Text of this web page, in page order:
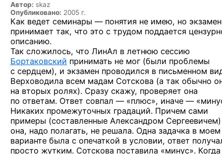
Автор: skaz
Опубликовано: 2005 г.
Как ведет семинары — понятия не имею, но экзамен
принимает так, что это с трудом поддается
описанию.
Так сложилось, что ЛинАл в летнюю сессию
Бортаковский принимать не мог (были проблемы
с сердцем), и экзамен проводился в письменном
Верховодила всем мадам Сотскова (а так обычно
на вторых ролях). Сразу скажу, проверяет она
по ответам. Ответ совпал — «плюс», иначе —
Никаких промежуточных градаций. Причем сами
примеры (составленные Александром Сергеевичем)
она, надо полагать, не решала. Одна задачка в моем
варианте была с опечаткой в условии, ответ
просто жутким. Сотскова поставила «минус». Когда